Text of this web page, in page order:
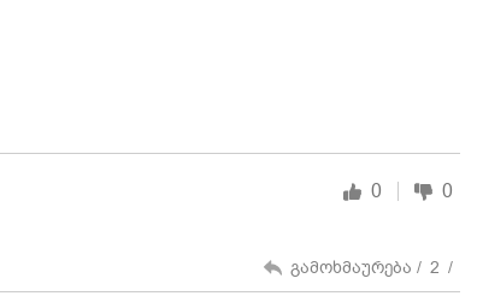
0 0
გამოხმაურება / 2 /